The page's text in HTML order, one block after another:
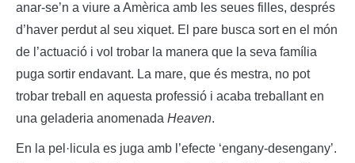
anar-se’n a viure a Amèrica amb les seues filles, després
d’haver perdut al seu xiquet. El pare busca sort en el món
de l’actuació i vol trobar la manera que la seva família
puga sortir endavant. La mare, que és mestra, no pot
trobar treball en aquesta professió i acaba treballant en
una geladeria anomenada Heaven.
En la pel·licula es juga amb l’efecte ‘engany-desengany’.